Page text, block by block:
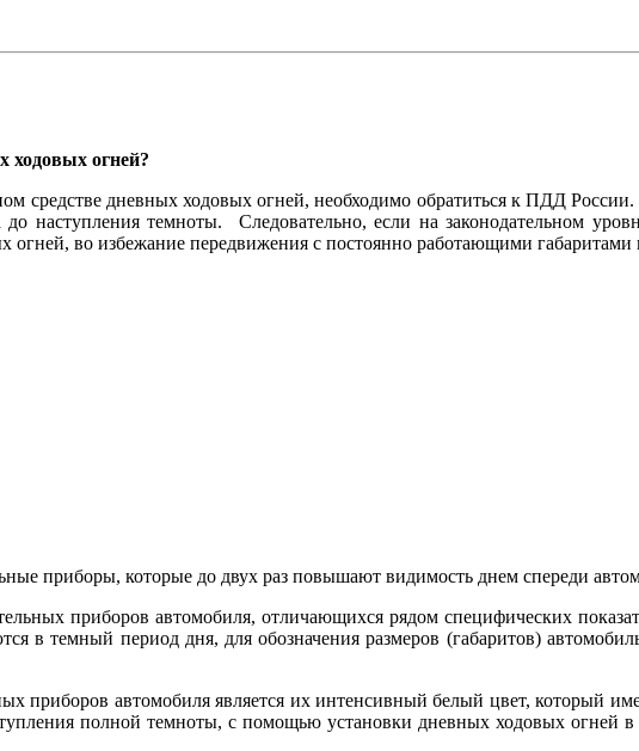
ходовых огней?
средстве дневных ходовых огней, необходимо обратиться к ПДД
наступления темноты. Следовательно, если на законодательном
огней, во избежание передвижения с постоянно работающими
приборы, которые до двух раз повышают видимость днем спереди
приборов автомобиля, отличающихся рядом специфических
в темный период дня, для обозначения размеров (габаритов)
приборов автомобиля является их интенсивный белый цвет, который
полной темноты, с помощью установки дневных ходовых огней